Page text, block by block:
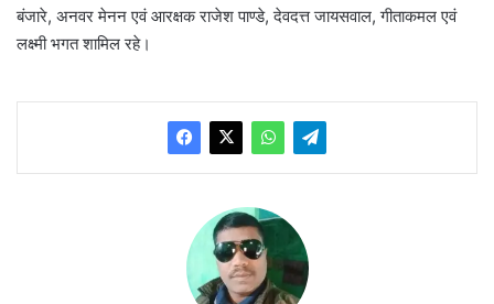
बंजारे, अनवर मेनन एवं आरक्षक राजेश पाण्डे, देवदत्त जायसवाल, गीताकमल एवं
लक्ष्मी भगत शामिल रहे।